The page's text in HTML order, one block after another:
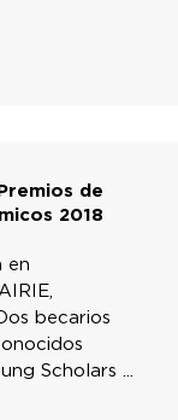
de
2018
en
becarios
Scholars ...